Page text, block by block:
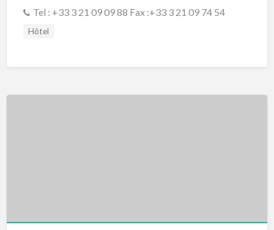
Tel : +33 3 21 09 09 88 Fax :+33 3 21 09 74 54
Hôtel